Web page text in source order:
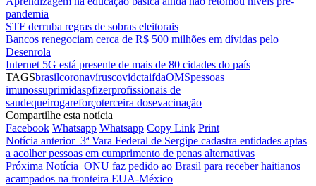
pandemia
STF derruba regras de sobras eleitorais
Bancos renegociam cerca de R$ 500 milhões em dívidas pelo
Desenrola
Internet 5G está presente de mais de 80 cidades do país
TAGSbrasilcoronavíruscovidctaifdaOMSpessoas
imunossuprimidaspfizerprofissionais de
saudequeirogareforçoterceira dosevacinação
Compartilhe esta notícia
Facebook Whatsapp Whatsapp Copy Link Print
Notícia anterior 3ª Vara Federal de Sergipe cadastra entidades aptas
a acolher pessoas em cumprimento de penas alternativas
Próxima Notícia ONU faz pedido ao Brasil para receber haitianos
acampados na fronteira EUA-México